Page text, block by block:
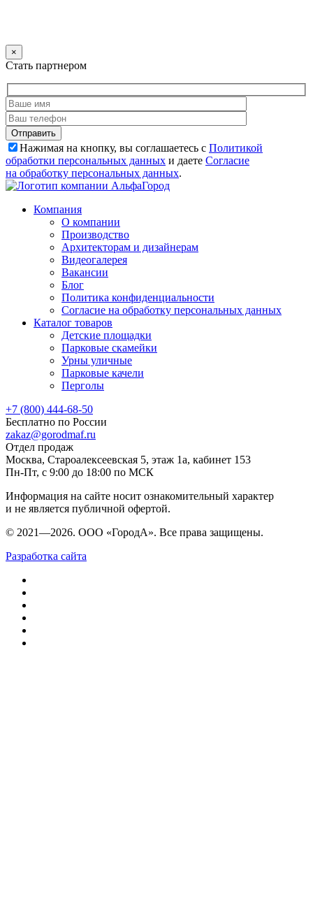
×
Стать партнером
Нажимая на кнопку, вы соглашаетесь с Политикой
обработки персональных данных и даете Согласие
на обработку персональных данных.
Компания
О компании
Производство
Архитекторам и дизайнерам
Видеогалерея
Вакансии
Блог
Политика конфиденциальности
Согласие на обработку персональных данных
Каталог товаров
Детские площадки
Парковые скамейки
Урны уличные
Парковые качели
Перголы
+7 (800) 444-68-50
Бесплатно по России
zakaz@gorodmaf.ru
Отдел продаж
Москва, Староалексеевская 5, этаж 1а, кабинет 153
Пн-Пт, с 9:00 до 18:00 по МСК
Информация на сайте носит ознакомительный характер
и не является публичной офертой.
© 2021—2026. ООО «ГородА». Все права защищены.
Разработка сайта